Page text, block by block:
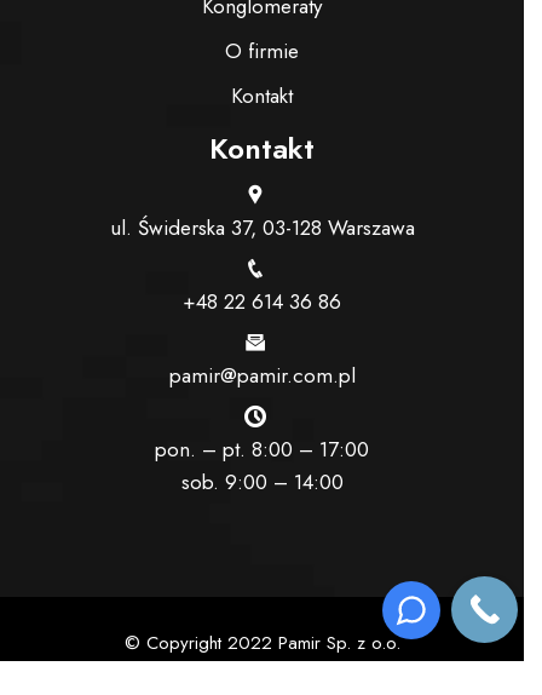
Konglomeraty
O firmie
Kontakt
Kontakt
ul. Świderska 37, 03-128 Warszawa
+48 22 614 36 86
pamir@pamir.com.pl
pon. – pt. 8:00 – 17:00
sob. 9:00 – 14:00
© Copyright 2022 Pamir Sp. z o.o.